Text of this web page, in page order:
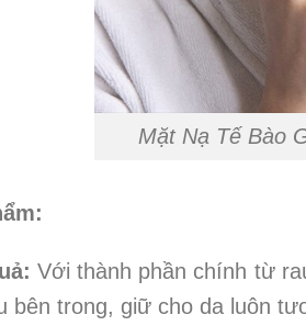
Mặt Nạ Tế Bào
Với thành phần chính từ
bên trong, giữ cho da luôn